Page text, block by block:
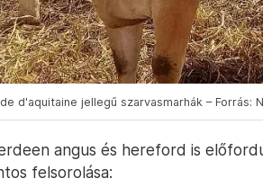
d'aquitaine jellegű szarvasmarhák – Forrás:
angus és hereford is
felsorolása: